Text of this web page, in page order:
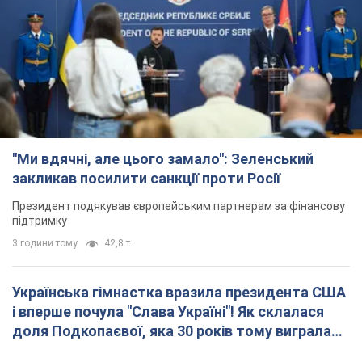
"Ми вдячні, але цього замало": Зеленський
закликав посилити санкції проти Росії
Президент подякував європейським партнерам за фінансову
підтримку
3 години тому 42,8 т.
Українська гімнастка вразила президента США
і вперше почула "Слава Україні"! Як склалася
доля Подкопаєвої, яка 30 років тому виграла